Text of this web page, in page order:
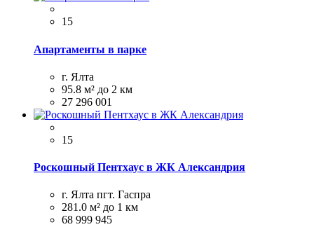
15
Апартаменты в парке
г. Ялта
95.8 м² до 2 км
27 296 001
15
Роскошный Пентхаус в ЖК Александрия
г. Ялта пгт. Гаспра
281.0 м² до 1 км
68 999 945